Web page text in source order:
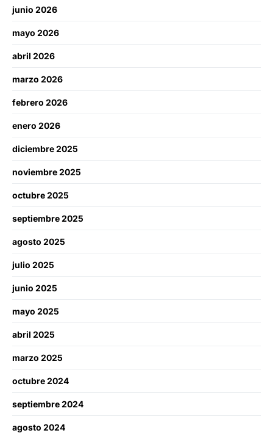
junio 2026
mayo 2026
abril 2026
marzo 2026
febrero 2026
enero 2026
diciembre 2025
noviembre 2025
octubre 2025
septiembre 2025
agosto 2025
julio 2025
junio 2025
mayo 2025
abril 2025
marzo 2025
octubre 2024
septiembre 2024
agosto 2024